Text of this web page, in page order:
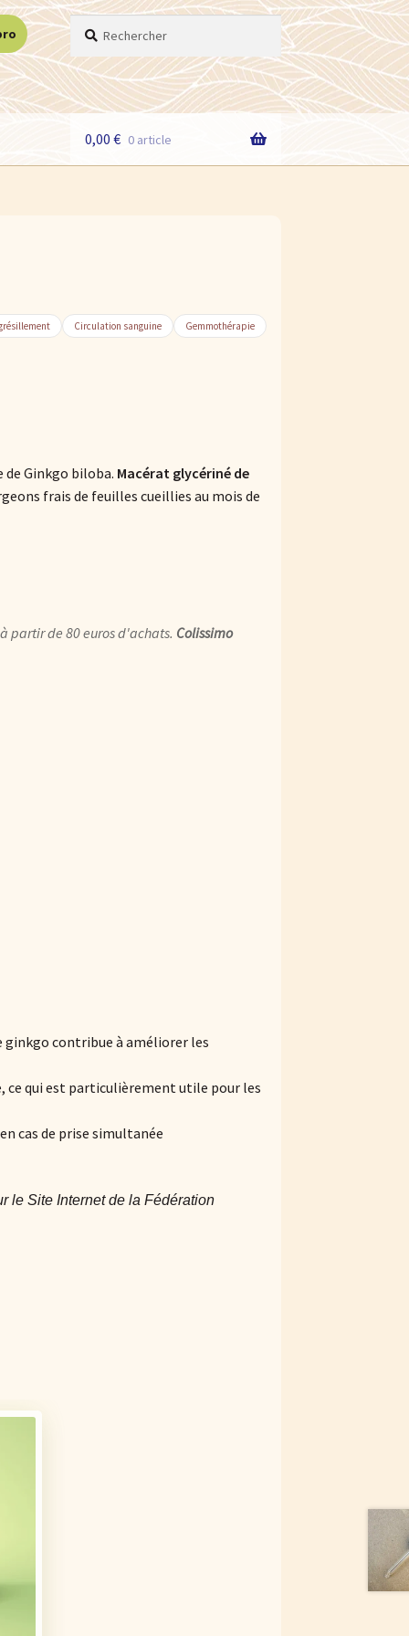
Recherche
pour :
Recherche
0,00 € 0 article
Circulation sanguine Gemmothérapie
Ginkgo biloba. Macérat glycériné de
frais de feuilles cueillies au mois de
partir de 80 euros d'achats. Colissimo
contribue à améliorer les
qui est particulièrement utile pour les
cas de prise simultanée
le Site Internet de la Fédération